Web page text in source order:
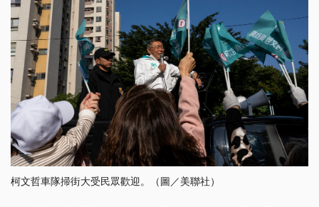
柯文哲車隊掃街大受民眾歡迎。（圖／美聯社）